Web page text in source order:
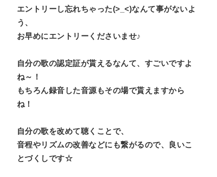
エントリーし忘れちゃった(>_<)なんて事がないよ
う、
お早めにエントリーくださいませ♪
自分の歌の認定証が貰えるなんて、すごいですよ
ね～！
もちろん録音した音源もその場で貰えますから
ね！
自分の歌を改めて聴くことで、
音程やリズムの改善などにも繋がるので、良いこ
とづくしです☆